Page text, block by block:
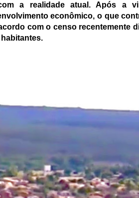
a realidade atual. Após a
econômico, o que
com o censo recentemente